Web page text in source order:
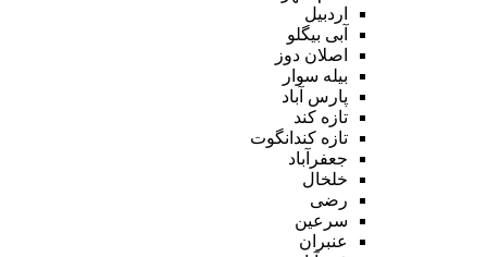
اردبیل
آبی بیگلو
اصلان دوز
بیله سوار
پارس آباد
تازه کند
تازه کندانگوت
جعفرآباد
خلخال
رضی
سرعین
عنبران